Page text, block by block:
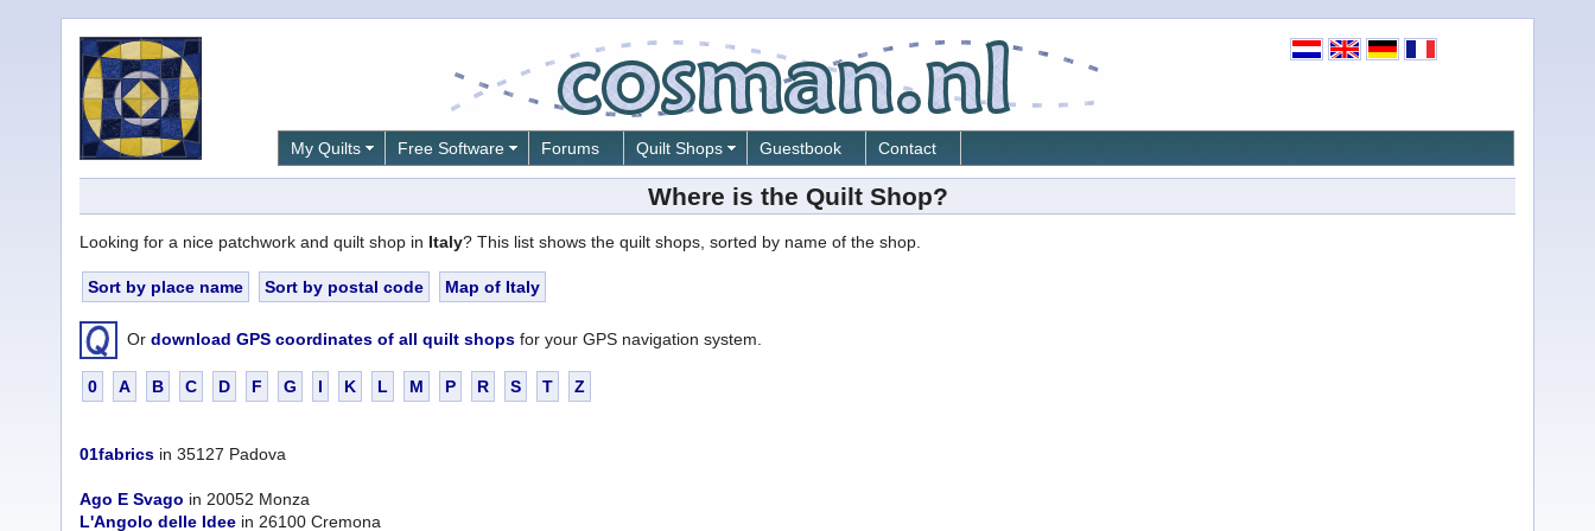
My Quilts Free Software Forums Quilt Shops Guestbook Contact
Where is the Quilt Shop?
Looking for a nice patchwork and quilt shop in Italy? This list shows the quilt shops, sorted by name of the shop.
Sort by place name Sort by postal code Map of Italy
Ordownload GPS coordinates of all quilt shops for your GPS navigation system.
0 A B C D F G I K L M P R S T Z
01fabrics in 35127 Padova
Ago E Svago in 20052 Monza
L'Angolo delle Idee in 26100 Cremona